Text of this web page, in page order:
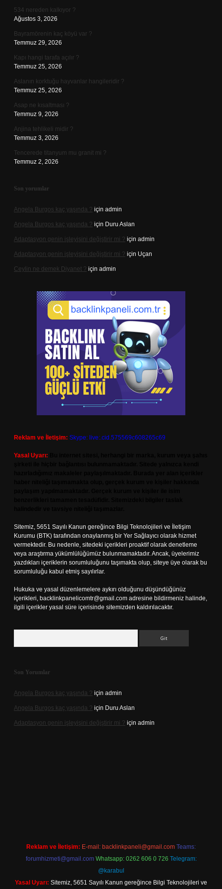
534 nereden kalkıyor ?
Ağustos 3, 2026
Bayramörenin kaç köyü var ?
Temmuz 29, 2026
Kapı hangi tarafa açılır ?
Temmuz 25, 2026
Aslanın korktuğu hayvanlar hangileridir ?
Temmuz 25, 2026
Asap ne kısaltması ?
Temmuz 9, 2026
Anjina tehlikeli midir ?
Temmuz 3, 2026
Tencerede titanyum mu granit mi ?
Temmuz 2, 2026
Son yorumlar
Angela Burgos kaç yaşında ? için admin
Angela Burgos kaç yaşında ? için Duru Aslan
Adaptasyon genin işleyişini değiştirir mi ? için admin
Adaptasyon genin işleyişini değiştirir mi ? için Uçan
Ceylin ne demek Diyanet ? için admin
Reklam ve İletişim: Skype: live:.cid.575569c608265c69
Yasal Uyarı:
Sitemiz, 5651 Sayılı Kanun gereğince Bilgi Teknolojileri ve İletişim
Kurumu (BTK) tarafından onaylanmış bir Yer Sağlayıcı olarak hizmet
vermektedir. Bu nedenle, sitedeki içerikleri proaktif olarak denetleme
veya araştırma yükümlülüğümüz bulunmamaktadır. Ancak, üyelerimiz
yazdıkları içeriklerin sorumluluğunu taşımakta olup, siteye üye olarak bu
sorumluluğu kabul etmiş sayılırlar.
Hukuka ve yasal düzenlemelere aykırı olduğunu düşündüğünüz
içerikleri, backlinkpanelicomtr@gmail.com adresine bildirmeniz halinde,
ilgili içerikler yasal süre içerisinde sitemizden kaldırılacaktır.
Son Yorumlar
Angela Burgos kaç yaşında ? için admin
Angela Burgos kaç yaşında ? için Duru Aslan
Adaptasyon genin işleyişini değiştirir mi ? için admin
Reklam ve İletişim: E-mail: backlinkpaneli@gmail.com Teams:
forumhizmeti@gmail.com Whatsapp: 0262 606 0 726 Telegram:
@karabul
Yasal Uyarı: Sitemiz, 5651 Sayılı Kanun gereğince Bilgi Teknolojileri ve